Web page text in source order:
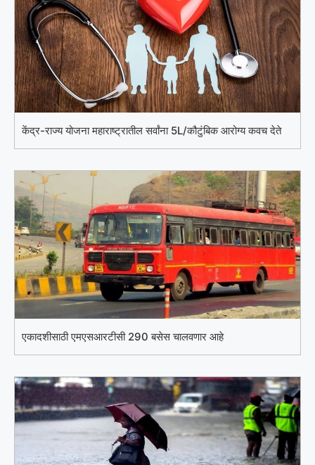
केंद्र-राज्य योजना महाराष्ट्रातील सर्वांना 5L/कौटुंबिक आरोग्य कवच देते
एकादशीसाठी एमएसआरटीसी 290 बसेस चालवणार आहे